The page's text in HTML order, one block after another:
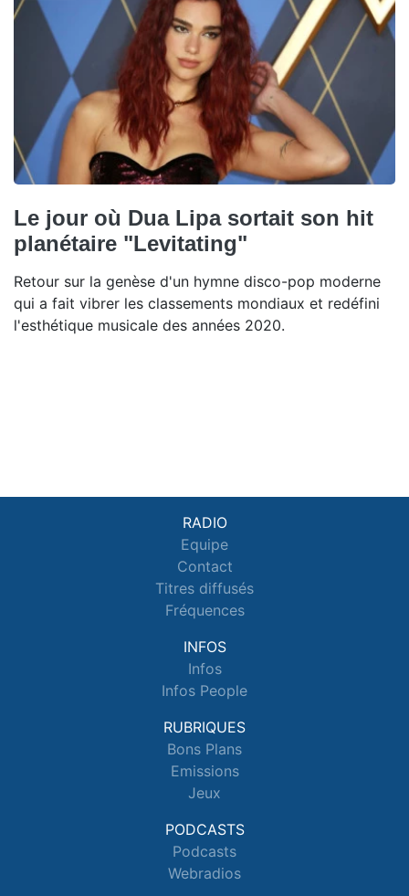
Le jour où Dua Lipa sortait son hit
planétaire "Levitating"
Retour sur la genèse d'un hymne disco-pop moderne
qui a fait vibrer les classements mondiaux et redéfini
l'esthétique musicale des années 2020.
RADIO
Equipe
Contact
Titres diffusés
Fréquences
INFOS
Infos
Infos People
RUBRIQUES
Bons Plans
Emissions
Jeux
PODCASTS
Podcasts
Webradios